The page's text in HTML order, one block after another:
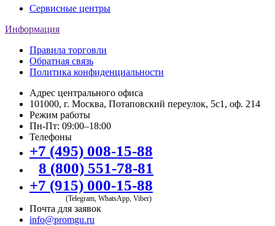
Сервисные центры
Информация
Правила торговли
Обратная связь
Политика конфиденциальности
Адрес центрального офиса
101000, г. Москва, Потаповский переулок, 5с1, оф. 214
Режим работы
Пн-Пт: 09:00–18:00
Телефоны
+7 (495) 008-15-88
8 (800) 551-78-81
+7 (915) 000-15-88
(Telegram, WhatsApp, Viber)
Почта для заявок
info@promgu.ru